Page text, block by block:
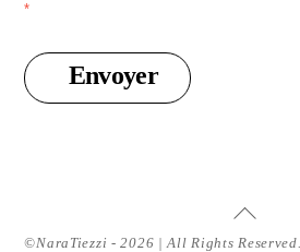
*
Envoyer
Haut
de
©NaraTiezzi - 2026 | All Rights Reserved.